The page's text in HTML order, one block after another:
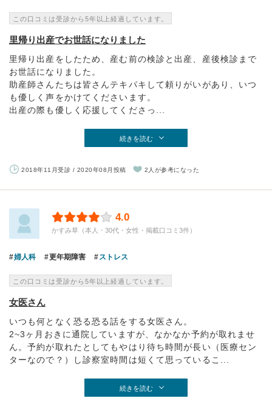
この口コミは受診から5年以上経過しています。
里帰り出産でお世話になりました
里帰り出産をしたため、産む前の検診と出産、産後検診まで
お世話になりました。
助産師さんたちは皆さんテキパキして頼りがいがあり、いつ
も優しく声をかけてくださいます。
出産の際も優しく応援してくださっ...
続きを読む
2018年11月受診 / 2020年08月投稿 2人が参考になった
4.0
かすみ草（本人・30代・女性・掲載口コミ3件）
婦人科 更年期障害 ストレス
この口コミは受診から5年以上経過しています。
女医さん
いつも何となく恐る恐る話をする女医さん。
2~3ヶ月おきに通院していますが、なかなか予約が取れませ
ん。予約が取れたとしてもやはり待ち時間が長い（医療セン
ターなので？）し診察室時間は短くて思っているこ...
続きを読む